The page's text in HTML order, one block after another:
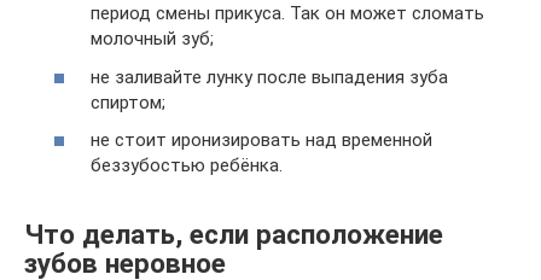
период смены прикуса. Так он может сломать
молочный зуб;
не заливайте лунку после выпадения зуба
спиртом;
не стоит иронизировать над временной
беззубостью ребёнка.
Что делать, если расположение
зубов неровное